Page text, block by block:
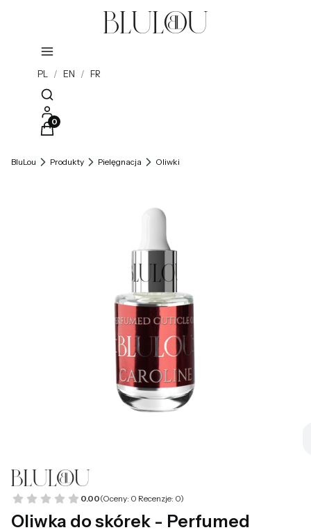
PL / EN / FR
Otwórz wyszukiwarkę
Produkty w koszyku: 0. Zobacz szczegóły
BluLou Produkty Pielęgnacja Oliwki
0.00(Oceny: 0 Recenzje: 0)
Oliwka do skórek - Perfumed